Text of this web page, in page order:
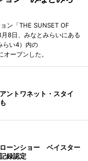
ン「THE SUNSET OF
8日、みなとみらいにある
らい4）内の
オープンした。
ントワネット・スタイ
ーンショー ベイスター
録認定